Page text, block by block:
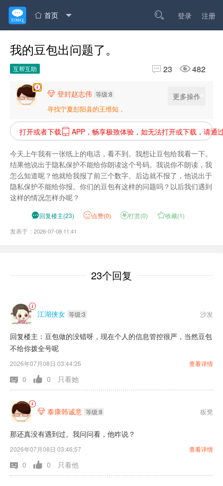
 首页  登录 注册
我的豆包出问题了。
互帮互助  23 482
 登封赵志伟 等级:8
寻找宁夏彭阳县的王维知，
更多操作
打开或者下载 APP，畅享极致体验，如无法打开或下载，请通
今天上午我有一张纸上的电话，看不到。我想让豆包给我看一下。
结果他说出于隐私保护不能给你朗读这个号码。我说你不朗读，我
怎么知道呢？他就给我报了前三个数字。后边就不报了，他说出于
隐私保护不能给你报。你们的豆包有这样的问题吗？以后我们遇到
这样的情况怎样办呢？
回复楼主(23) 点赞(0) 打赏(0) 收藏(1)
发表于：2026-07-08 11:41
23个回复
江湖侠女 等级:3 沙发
回复楼主：豆包做的没错呀，现在个人的信息管控很严，当然豆包
不给你拨全号呢
2026年07月08日 03:44:25 查看详情
0 0 只看她
 泰康韩诚意 等级:8 板凳
那还真没有遇到过。我问问看，他咋说？
2026年07月08日 03:46:57 查看详情
0 0 只看他